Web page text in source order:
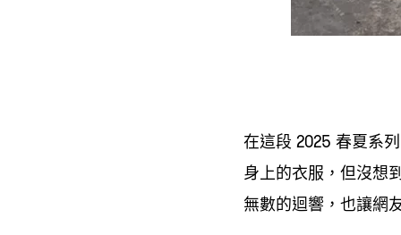
在這段 2025 春夏系
身上的衣服 ， 但沒想
無數的迴響 ， 也讓網